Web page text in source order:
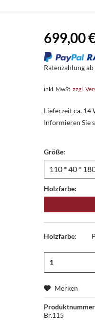
699,00
Ratenzahlung ab
inkl. MwSt.zzgl.
Lieferzeit ca. 14
Informieren Sie
Größe:
Holzfarbe:
Holzfarbe:
Merken
Br.115